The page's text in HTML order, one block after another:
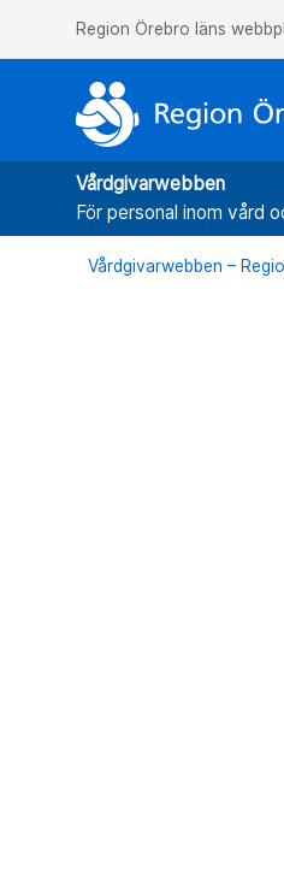
Region Örebro läns
Vårdgivarwebben
För personal inom vård
Vårdgivarwebben –